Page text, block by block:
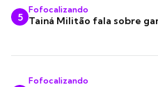
5
Fofocalizando
Tainá Militão fala sobre
Fofocalizando